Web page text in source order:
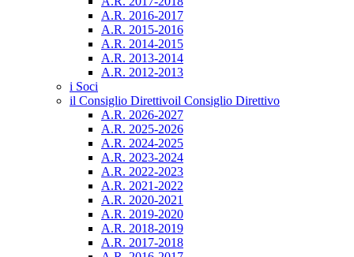
A.R. 2016-2017
A.R. 2015-2016
A.R. 2014-2015
A.R. 2013-2014
A.R. 2012-2013
i Soci
il Consiglio Direttivoil Consiglio Direttivo
A.R. 2026-2027
A.R. 2025-2026
A.R. 2024-2025
A.R. 2023-2024
A.R. 2022-2023
A.R. 2021-2022
A.R. 2020-2021
A.R. 2019-2020
A.R. 2018-2019
A.R. 2017-2018